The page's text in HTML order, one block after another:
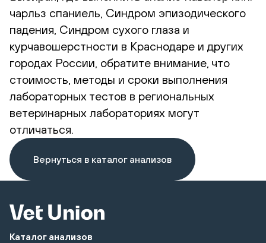
чарльз спаниель, Синдром эпизодического
падения, Синдром сухого глаза и
курчавошерстности в Краснодаре и других
городах России, обратите внимание, что
стоимость, методы и сроки выполнения
лабораторных тестов в региональных
ветеринарных лабораториях могут
отличаться.
Вернуться в каталог анализов
Каталог анализов